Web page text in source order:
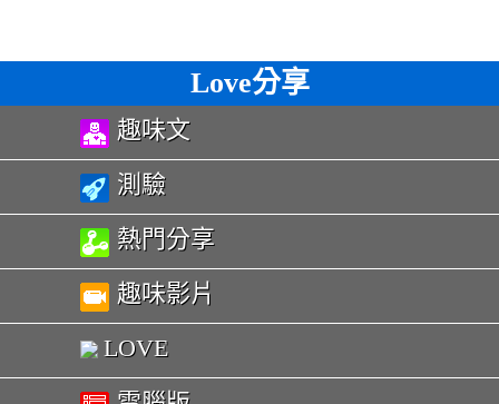
Love分享
趣味文
測驗
熱門分享
趣味影片
LOVE